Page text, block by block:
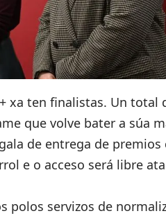
xa ten finalistas. Un total
que volve bater a súa
de entrega de premios
e o acceso será libre
polos servizos de